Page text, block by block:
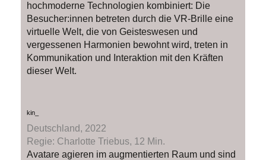
hochmoderne Technologien kombiniert: Die
Besucher:innen betreten durch die VR-Brille eine
virtuelle Welt, die von Geisteswesen und
vergessenen Harmonien bewohnt wird, treten in
Kommunikation und Interaktion mit den Kräften
dieser Welt.
kin_
Deutschland, 2022
Regie: Charlotte Triebus, 12 Min.
Avatare agieren im augmentierten Raum und sind